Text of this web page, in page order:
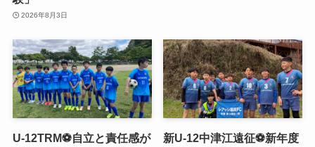
2026年8月3日
U-12TRM⚽️自立と責任感が
新U-12中津江遠征⚽️新年度